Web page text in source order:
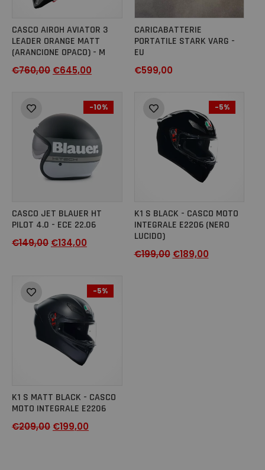
CASCO AIROH AVIATOR 3
LEADER ORANGE MATT
(ARANCIONE OPACO) - M
€760,00 €645,00
CARICABATTERIE
PORTATILE STARK VARG -
EU
€599,00
-10%
CASCO JET BLAUER HT
PILOT 4.0 - ECE 22.06
€149,00 €134,00
-5%
K1 S BLACK - CASCO MOTO
INTEGRALE E2206 (NERO
LUCIDO)
€199,00 €189,00
-5%
K1 S MATT BLACK - CASCO
MOTO INTEGRALE E2206
€209,00 €199,00